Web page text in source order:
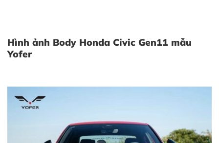
Hình ảnh Body Honda Civic Gen11 mẫu
Yofer